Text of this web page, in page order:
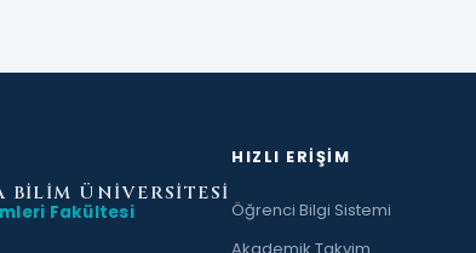
BİLİM ÜNİVERSİTESİ
Fakültesi
HIZLI ERIŞIM
Öğrenci Bilgi Sistemi